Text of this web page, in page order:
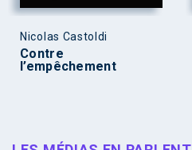
Nicolas Castoldi
Contre
l’empêchement